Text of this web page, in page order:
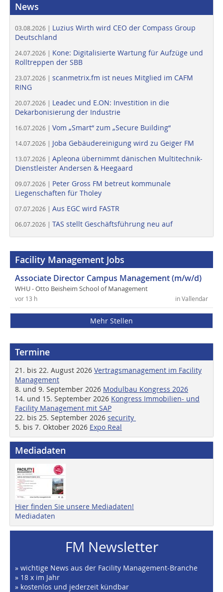
News
03.08.2026 | Luzius Wirth wird CEO der Compass Group
Deutschland
24.07.2026 | Kone: Digitalisierte Wartung für Aufzüge und
Rolltreppen der SBB
23.07.2026 | scanmetrix.fm ist neues Mitglied im CAFM
RING
20.07.2026 | Leadec und E.ON: Investition in die
Dekarbonisierung der Industrie
16.07.2026 | Vom „Smart“ zum „Secure Building“
14.07.2026 | Joba Gebäudereinigung wird zu Geiger FM
13.07.2026 | Apleona übernimmt dänischen Multitechnik-
Dienstleister Andersen & Heegaard
09.07.2026 | Peter Gross FM betreut kommunale
Liegenschaften für Tholey
07.07.2026 | Aus EGC wird FASTR
06.07.2026 | TAS stellt Geschäftsführung neu auf
Facility Management Jobs
Associate Director Campus Management (m/w/d)
WHU - Otto Beisheim School of Management
in Vallendar
vor 13 h
Mehr Stellen
Termine
21. bis 22. August 2026 Vertragsmanagement im Facility
Management
8. und 9. September 2026 Modulbau Kongress 2026
14. und 15. September 2026 Kongress Immobilien- und
Facility Management mit SAP
22. bis 25. September 2026 security
5. bis 7. Oktober 2026 Expo Real
Mediadaten
Hier finden Sie unsere Mediadaten!
Mediadaten
FM Newsletter
» wichtige News aus der Facility Management-Branche
» 18 x im Jahr
» kostenlos und jederzeit kündbar